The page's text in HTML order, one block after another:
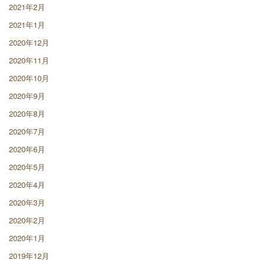
2021年2月
2021年1月
2020年12月
2020年11月
2020年10月
2020年9月
2020年8月
2020年7月
2020年6月
2020年5月
2020年4月
2020年3月
2020年2月
2020年1月
2019年12月